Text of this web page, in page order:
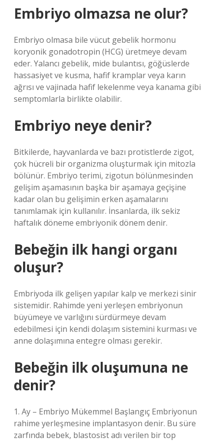
Embriyo olmazsa ne olur?
Embriyo olmasa bile vücut gebelik hormonu
koryonik gonadotropin (HCG) üretmeye devam
eder. Yalancı gebelik, mide bulantısı, göğüslerde
hassasiyet ve kusma, hafif kramplar veya karın
ağrısı ve vajinada hafif lekelenme veya kanama gibi
semptomlarla birlikte olabilir.
Embriyo neye denir?
Bitkilerde, hayvanlarda ve bazı protistlerde zigot,
çok hücreli bir organizma oluşturmak için mitozla
bölünür. Embriyo terimi, zigotun bölünmesinden
gelişim aşamasının başka bir aşamaya geçişine
kadar olan bu gelişimin erken aşamalarını
tanımlamak için kullanılır. İnsanlarda, ilk sekiz
haftalık döneme embriyonik dönem denir.
Bebeğin ilk hangi organı
oluşur?
Embriyoda ilk gelişen yapılar kalp ve merkezi sinir
sistemidir. Rahimde yeni yerleşen embriyonun
büyümeye ve varlığını sürdürmeye devam
edebilmesi için kendi dolaşım sistemini kurması ve
anne dolaşımına entegre olması gerekir.
Bebeğin ilk oluşumuna ne
denir?
1. Ay – Embriyo Mükemmel Başlangıç ​​Embriyonun
rahime yerleşmesine implantasyon denir. Bu süre
zarfında bebek, blastosist adı verilen bir top